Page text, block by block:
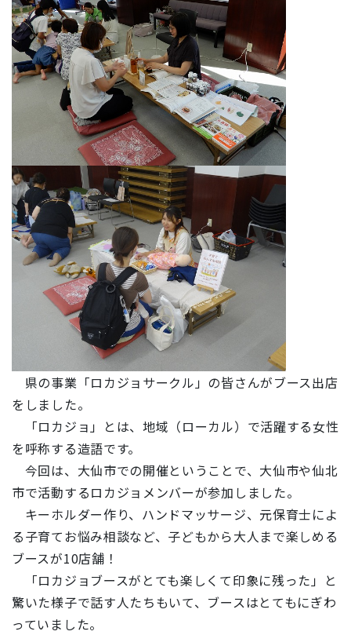
県の事業「ロカジョサークル」の皆さんがブース出店
をしました。
「ロカジョ」とは、地域（ローカル）で活躍する女性
を呼称する造語です。
今回は、大仙市での開催ということで、大仙市や仙北
市で活動するロカジョメンバーが参加しました。
キーホルダー作り、ハンドマッサージ、元保育士によ
る子育てお悩み相談など、子どもから大人まで楽しめる
ブースが10店舗！
「ロカジョブースがとても楽しくて印象に残った」と
驚いた様子で話す人たちもいて、ブースはとてもにぎわ
っていました。